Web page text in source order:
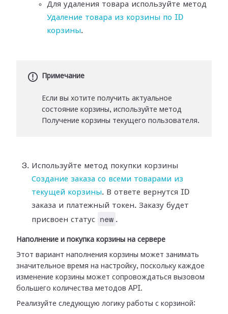
Для удаления товара используйте метод
Удаление товара из корзины по ID
корзины.
Примечание
Если вы хотите получить актуальное
состояние корзины, используйте метод
Получение корзины текущего пользователя.
Используйте метод покупки корзины
Создание заказа со всеми товарами из
текущей корзины. В ответе вернутся ID
заказа и платежный токен. Заказу будет
присвоен статус
new .
Наполнение и покупка корзины на сервере
Этот вариант наполнения корзины может занимать
значительное время на настройку, поскольку каждое
изменение корзины может сопровождаться вызовом
большего количества методов API.
Реализуйте следующую логику работы с корзиной: